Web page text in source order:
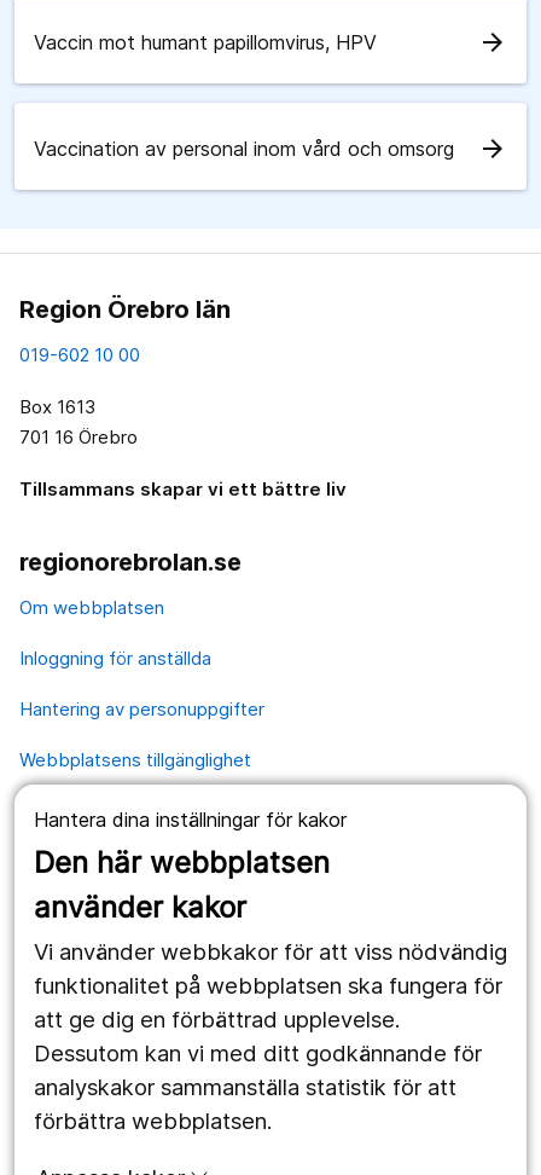
Hantera dina inställningar för kakor
Den här webbplatsen
använder kakor
Vi använder webbkakor för att viss nödvändig
funktionalitet på webbplatsen ska fungera för
att ge dig en förbättrad upplevelse.
Dessutom kan vi med ditt godkännande för
analyskakor sammanställa statistik för att
förbättra webbplatsen.
Vaccin mot humant papillomvirus, HPV arrow_forward
Vaccination av personal inom vård och omsorg arrow_forward
Region Örebro län
019-602 10 00
Box 1613
701 16 Örebro
Tillsammans skapar vi ett bättre liv
regionorebrolan.se
Om webbplatsen
Inloggning för anställda
Hantering av personuppgifter
Webbplatsens tillgänglighet
Våra webbplatser
1177.se
Region Örebro län
Följ oss
Facebook